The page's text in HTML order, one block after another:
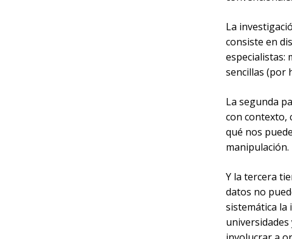
La
consiste en
especialistas:
sencillas (por
La segunda
con contexto,
qué nos
manipulación.
Y la tercera
datos no
sistemática la